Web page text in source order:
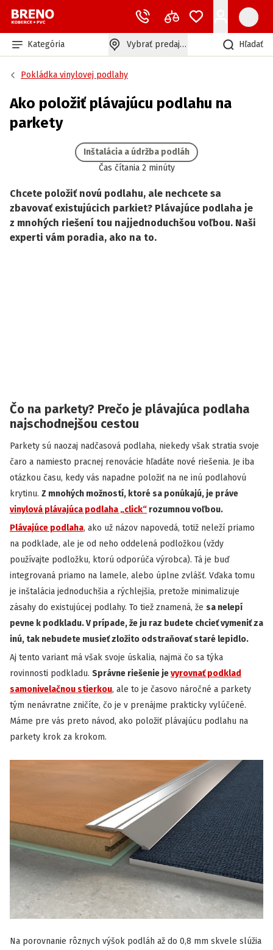
Kategória Vybrať predajňu Hľadať
Pokládka vinylovej podlahy
Ako položiť plávajúcu podlahu na
parkety
Čas čítania 2 minúty
Inštalácia a údržba podláh
Chcete položiť novú podlahu, ale nechcete sa
zbavovať existujúcich parkiet? Plávajúce podlaha je
z mnohých riešení tou najjednoduchšou voľbou. Naši
experti vám poradia, ako na to.
Čo na parkety? Prečo je plávajúca podlaha
najschodnejšou cestou
Parkety sú naozaj nadčasová podlaha, niekedy však stratia svoje
čaro a namiesto pracnej renovácie hľadáte nové riešenia. Je iba
otázkou času, kedy vás napadne položiť na ne inú podlahovú
krytinu. Z mnohých možností, ktoré sa ponúkajú, je práve
vinylová plávajúca podlaha „click“ rozumnou voľbou.
Plávajúce podlaha, ako už názov napovedá, totiž neleží priamo
na podklade, ale je od neho oddelená podložkou (vždy
používajte podložku, ktorú odporúča výrobca). Tá je buď
integrovaná priamo na lamele, alebo úplne zvlášť. Vďaka tomu
je inštalácia jednoduchšia a rýchlejšia, pretože minimalizuje
zásahy do existujúcej podlahy. To tiež znamená, že sa nelepí
pevne k podkladu. V prípade, že ju raz budete chcieť vymeniť za
inú, tak nebudete musieť zložito odstraňovať staré lepidlo.
Aj tento variant má však svoje úskalia, najmä čo sa týka
rovinnosti podkladu. Správne riešenie jevyrovnať podklad
samonivelačnou stierkou, ale to je časovo náročné a parkety
tým nenávratne zničíte, čo je v prenájme prakticky vylúčené.
Máme pre vás preto návod, ako položiť plávajúcu podlahu na
parkety krok za krokom.
Na porovnanie rôznych výšok podláh až do 0,8 mm skvele slúžia